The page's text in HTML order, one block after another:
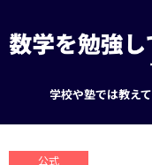
学校や塾では教え
公式